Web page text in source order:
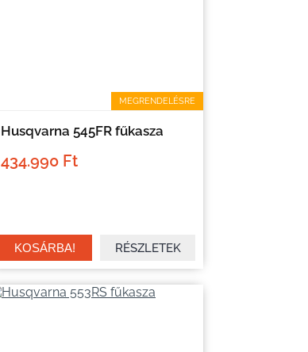
MEGRENDELÉSRE
Husqvarna 545FR fűkasza
434.990 Ft
RÉSZLETEK